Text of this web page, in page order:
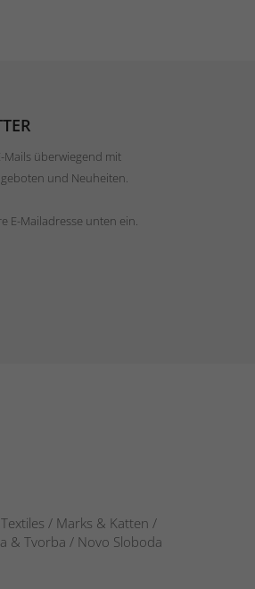
Mails überwiegend mit
und Neuheiten.
E-Mailadresse unten ein.
/ Marks & Katten /
& Tvorba / Novo Sloboda